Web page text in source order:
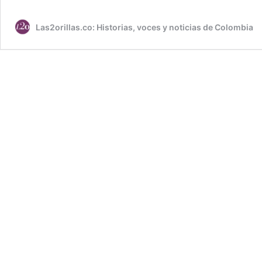
Las2orillas.co: Historias, voces y noticias de Colombia